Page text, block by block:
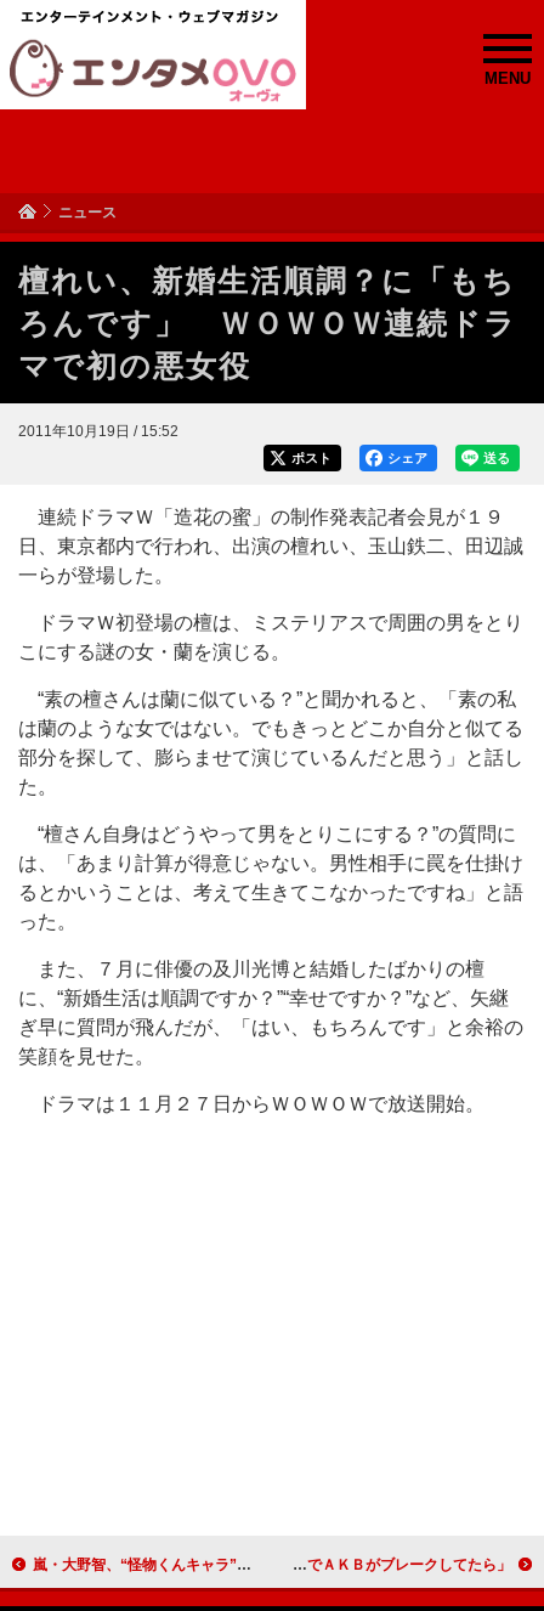
MENU
ニュース
檀れい、新婚生活順調？に「もち
ろんです」 ＷＯＷＯＷ連続ドラ
マで初の悪女役
2011年10月19日 / 15:52
送る
シェア
ポスト
連続ドラマＷ「造花の蜜」の制作発表記者会見が１９
日、東京都内で行われ、出演の檀れい、玉山鉄二、田辺誠
一らが登場した。
ドラマＷ初登場の檀は、ミステリアスで周囲の男をとり
こにする謎の女・蘭を演じる。
“素の檀さんは蘭に似ている？”と聞かれると、「素の私
は蘭のような女ではない。でもきっとどこか自分と似てる
部分を探して、膨らませて演じているんだと思う」と話し
た。
“檀さん自身はどうやって男をとりこにする？”の質問に
は、「あまり計算が得意じゃない。男性相手に罠を仕掛け
るとかいうことは、考えて生きてこなかったですね」と語
った。
また、７月に俳優の及川光博と結婚したばかりの檀
に、“新婚生活は順調ですか？”“幸せですか？”など、矢継
ぎ早に質問が飛んだが、「はい、もちろんです」と余裕の
笑顔を見せた。
ドラマは１１月２７日からＷＯＷＯＷで放送開始。
嵐・大野智、“怪物くんキャラ”に成り切る 「みんな宣伝しろや」とワガママＰＲ 劇団ひとり「娘をＡＫＢ４８入りさせる！？」 「十数年後までＡＫＢがブレークしてたら」